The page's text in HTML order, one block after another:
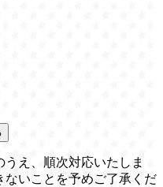
え、順次対応いたしま
いことを予めご了承くだ